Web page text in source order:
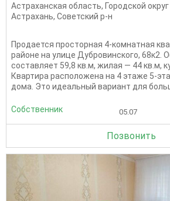
Астраханская область, Городской
Астрахань, Советский р-н
Продается просторная 4-комнатная
районе на улице Дубровинского, 68к2.
составляет 59,8 кв.м, жилая — 44 кв.м,
Квартира расположена на 4 этаже 5-
дома. Это идеальный вариант для
Собственник 05.07
Позвонить